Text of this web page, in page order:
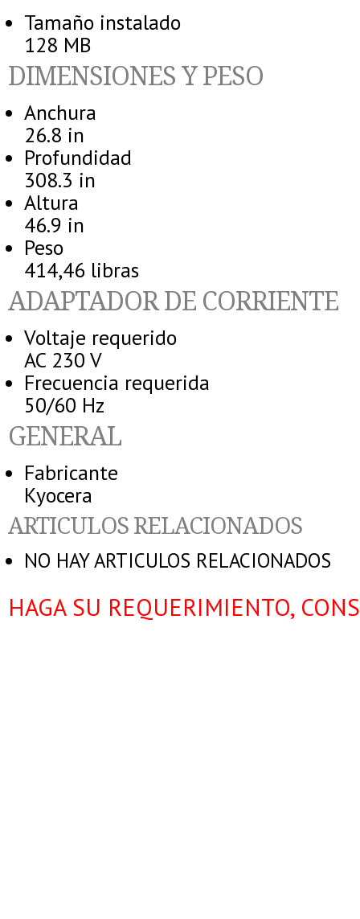
Tamaño instalado
128 MB
DIMENSIONES Y PESO
Anchura
26.8 in
Profundidad
308.3 in
Altura
46.9 in
Peso
414,46 libras
ADAPTADOR DE CORRIENTE
Voltaje requerido
AC 230 V
Frecuencia requerida
50/60 Hz
GENERAL
Fabricante
Kyocera
ARTICULOS RELACIONADOS
NO HAY ARTICULOS RELACIONADOS
HAGA SU REQUERIMIENTO,